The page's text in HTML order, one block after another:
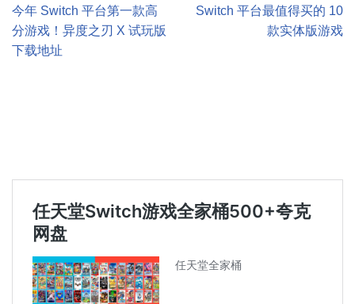
今年 Switch 平台第一款高
分游戏！异度之刃 X 试玩版
下载地址
Switch 平台最值得买的 10
款实体版游戏